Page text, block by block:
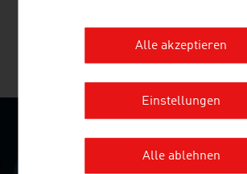
MEHR UNTERNEHMEN
SURPRISINGLY INGENIOUS
Alle akzeptieren
Einstellungen
Alle ablehnen